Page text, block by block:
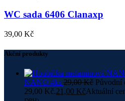
WC sada 6406 Clanaxp
39,00 Kč
Akční produkty
NANO 4ks 29,00Kč Původní
29,00 Kč.21,00 KčAktuální